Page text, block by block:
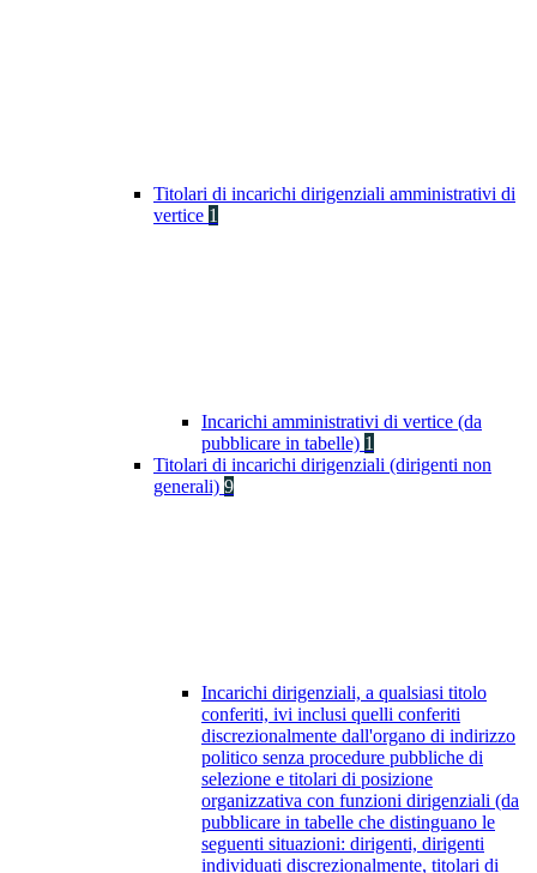
Titolari di incarichi dirigenziali amministrativi di
vertice 1
Incarichi amministrativi di vertice (da
pubblicare in tabelle) 1
Titolari di incarichi dirigenziali (dirigenti non
generali) 9
Incarichi dirigenziali, a qualsiasi titolo
conferiti, ivi inclusi quelli conferiti
discrezionalmente dall'organo di indirizzo
politico senza procedure pubbliche di
selezione e titolari di posizione
organizzativa con funzioni dirigenziali (da
pubblicare in tabelle che distinguano le
seguenti situazioni: dirigenti, dirigenti
individuati discrezionalmente, titolari di